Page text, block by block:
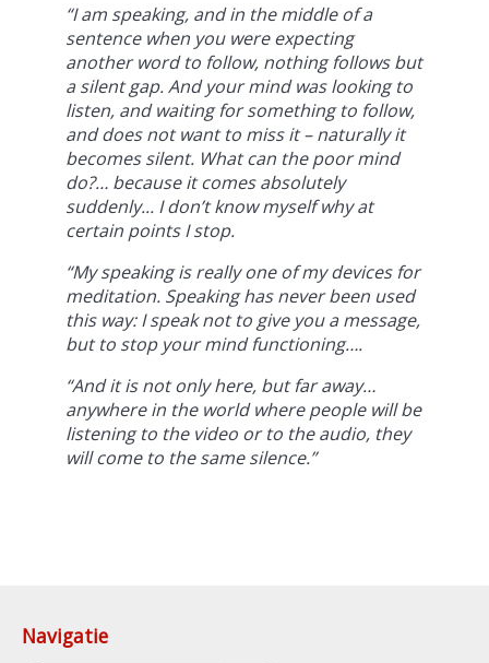
“I am speaking, and in the middle of a
sentence when you were expecting
another word to follow, nothing follows but
a silent gap. And your mind was looking to
listen, and waiting for something to follow,
and does not want to miss it – naturally it
becomes silent. What can the poor mind
do?… because it comes absolutely
suddenly... I don’t know myself why at
certain points I stop.
“My speaking is really one of my devices for
meditation. Speaking has never been used
this way: I speak not to give you a message,
but to stop your mind functioning….
“And it is not only here, but far away…
anywhere in the world where people will be
listening to the video or to the audio, they
will come to the same silence.”
Navigatie